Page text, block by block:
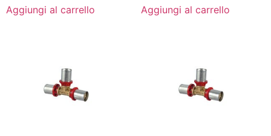
Aggiungi al carrello Aggiungi al carrello